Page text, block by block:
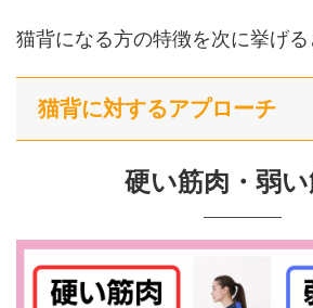
猫背になる方の特徴を次に挙げる
猫背に対するアプローチ
硬い筋肉・弱